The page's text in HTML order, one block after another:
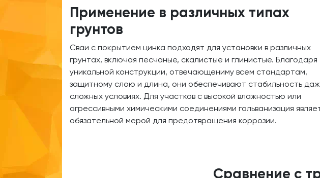
Применение в различных типах
грунтов
Сваи с покрытием цинка подходят для установки в различных
грунтах, включая песчаные, скалистые и глинистые. Благодаря
уникальной конструкции, отвечающениму всем стандартам,
защитному слою и длина, они обеспечивают стабильность
сложных условиях. Для участков с высокой влажностью или
агрессивными химическими соединениями гальванизация
обязательной мерой для предотвращения коррозии.
Сравнение с